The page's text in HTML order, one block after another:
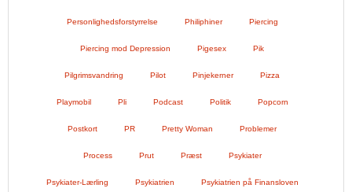
Personlighedsforstyrrelse Philiphiner Piercing
Piercing mod Depression Pigesex Pik
Pilgrimsvandring Pilot Pinjekerner Pizza
Playmobil Pli Podcast Politik Popcorn
Postkort PR Pretty Woman Problemer
Process Prut Præst Psykiater
Psykiater-Lærling Psykiatrien Psykiatrien på Finansloven